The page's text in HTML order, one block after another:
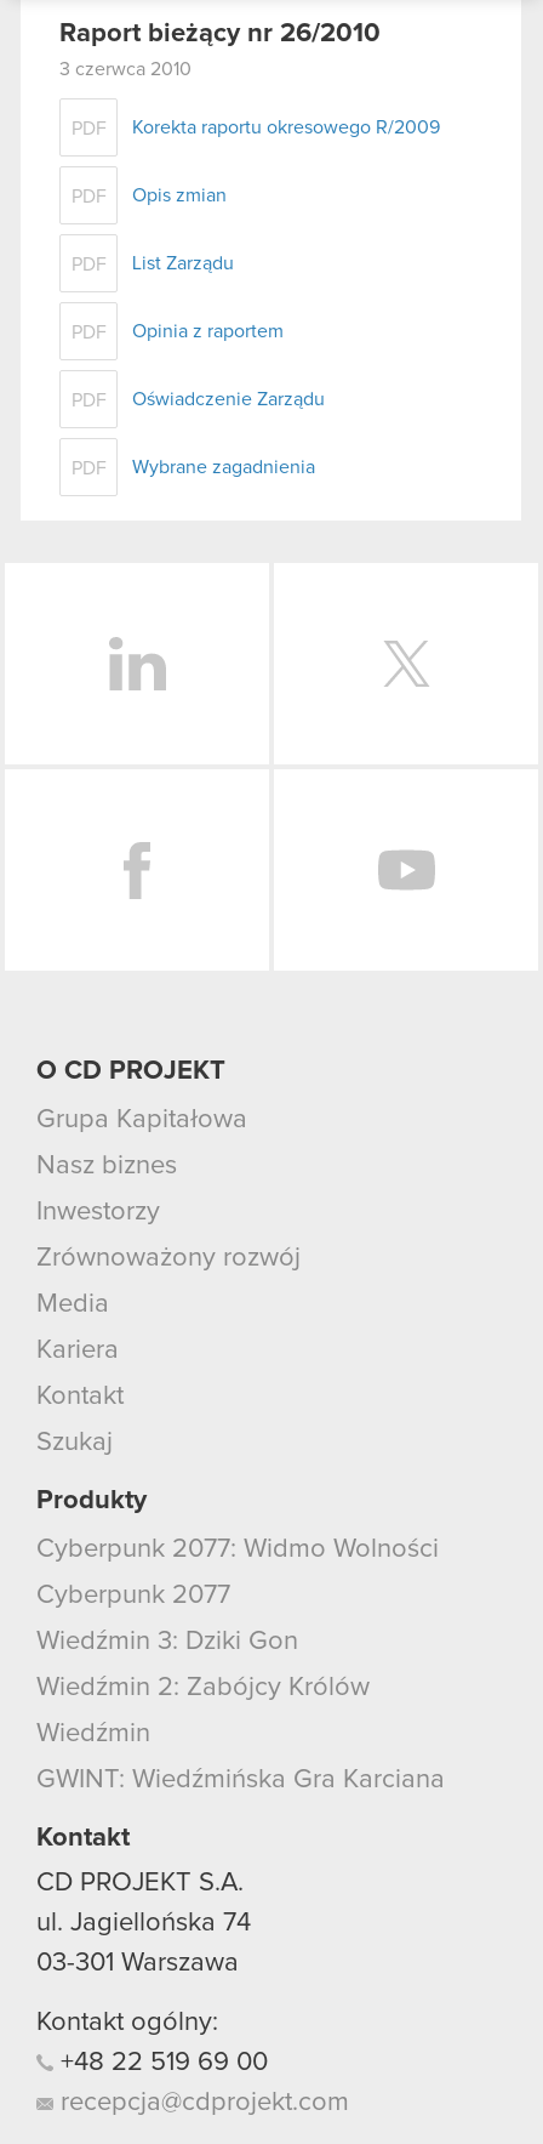
podczas korzystania z ich usług. Kontynuując
korzystanie z naszej witryny, zgadasz się na
używanie plików cookie.
Raport bieżący nr 26/2010
3 czerwca 2010
PDF Korekta raportu okresowego R/2009
PDF Opis zmian
PDF List Zarządu
PDF Opinia z raportem
PDF Oświadczenie Zarządu
PDF Wybrane zagadnienia
O CD PROJEKT
Grupa Kapitałowa
Nasz biznes
Inwestorzy
Zrównoważony rozwój
Media
Kariera
Kontakt
Szukaj
Produkty
Cyberpunk 2077: Widmo Wolności
Cyberpunk 2077
Wiedźmin 3: Dziki Gon
Wiedźmin 2: Zabójcy Królów
Wiedźmin
GWINT: Wiedźmińska Gra Karciana
Kontakt
CD PROJEKT S.A.
ul. Jagiellońska 74
03-301 Warszawa
Kontakt ogólny:
+48 22 519 69 00
recepcja@cdprojekt.com